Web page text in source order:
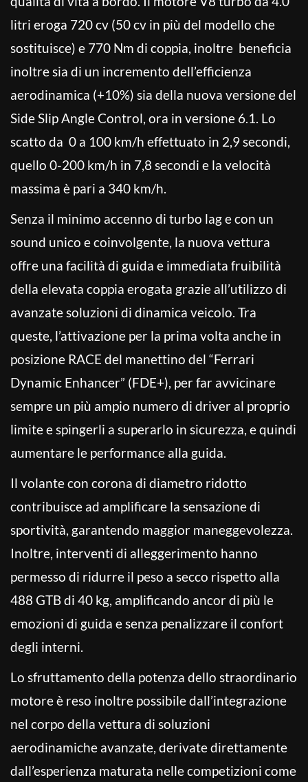
litri eroga 720 cv (50 cv in più del modello che
sostituisce) e 770 Nm di coppia, inoltre beneficia
inoltre sia di un incremento dell’efficienza
aerodinamica (+10%) sia della nuova versione del
Side Slip Angle Control, ora in versione 6.1. Lo
scatto da 0 a 100 km/h effettuato in 2,9 secondi,
quello 0-200 km/h in 7,8 secondi e la velocità
massima è pari a 340 km/h.
Senza il minimo accenno di turbo lag e con un
sound unico e coinvolgente, la nuova vettura
offre una facilità di guida e immediata fruibilità
della elevata coppia erogata grazie all’utilizzo di
avanzate soluzioni di dinamica veicolo. Tra
queste, l’attivazione per la prima volta anche in
posizione RACE del manettino del “Ferrari
Dynamic Enhancer” (FDE+), per far avvicinare
sempre un più ampio numero di driver al proprio
limite e spingerli a superarlo in sicurezza, e quindi
aumentare le performance alla guida.
Il volante con corona di diametro ridotto
contribuisce ad amplificare la sensazione di
sportività, garantendo maggior maneggevolezza.
Inoltre, interventi di alleggerimento hanno
permesso di ridurre il peso a secco rispetto alla
488 GTB di 40 kg, amplificando ancor di più le
emozioni di guida e senza penalizzare il confort
degli interni.
Lo sfruttamento della potenza dello straordinario
motore è reso inoltre possibile dall’integrazione
nel corpo della vettura di soluzioni
aerodinamiche avanzate, derivate direttamente
dall’esperienza maturata nelle competizioni come